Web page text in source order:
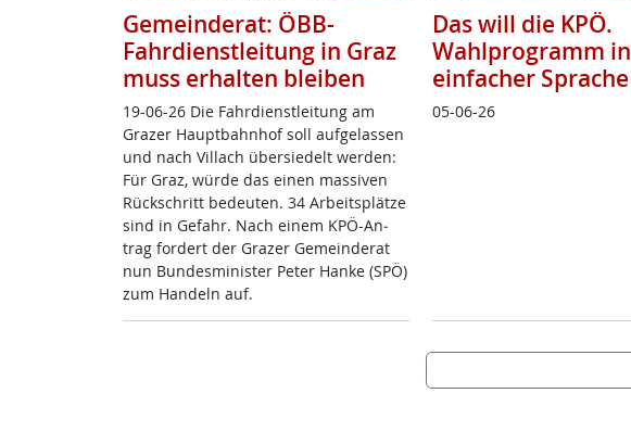
Gemeinderat: ÖBB-
Fahrdienstleitung in Graz
muss erhalten bleiben
19-06-26 Die Fahr­di­enst­lei­tung am
Gra­zer Haupt­bahn­hof soll auf­ge­las­sen
und nach Vil­lach über­sie­delt wer­den:
Für Graz, wür­de das ei­nen mas­si­ven
Rück­schritt be­deu­ten. 34 Ar­beits­plät­ze
sind in Ge­fahr. Nach ei­nem KPÖ-An­
trag for­dert der Gra­zer Ge­mein­de­rat
nun Bun­des­mi­nis­ter Pe­ter Han­ke (SPÖ)
zum Han­deln auf.
Das will die KPÖ.
Wahlprogramm in
einfacher Sprache
05-06-26